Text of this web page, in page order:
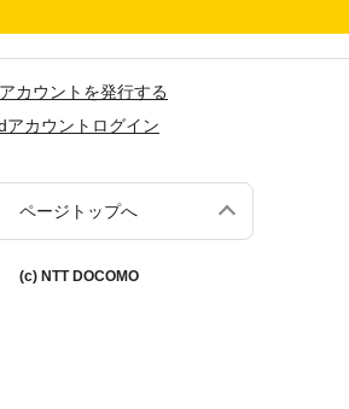
カウントを発行する
アカウントログイン
ページトップへ
(c) NTT DOCOMO